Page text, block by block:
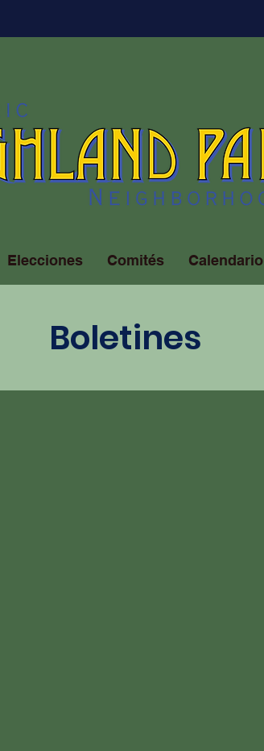
Elecciones Comités Calendario
Boletines